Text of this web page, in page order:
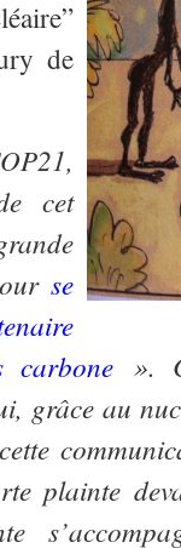
de
cet
se
carbone ».
grâce au
plainte